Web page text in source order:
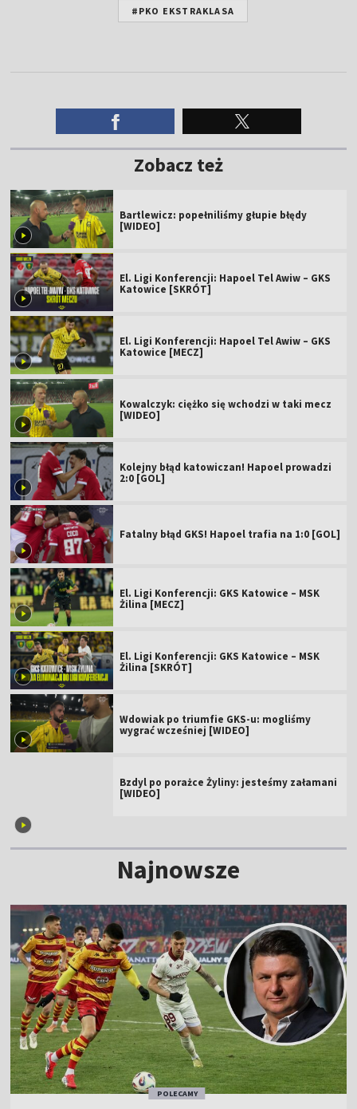
#PKO EKSTRAKLASA
Zobacz też
Bartlewicz: popełniliśmy głupie błędy
[WIDEO]
El. Ligi Konferencji: Hapoel Tel Awiw – GKS
Katowice [SKRÓT]
El. Ligi Konferencji: Hapoel Tel Awiw – GKS
Katowice [MECZ]
Kowalczyk: ciężko się wchodzi w taki mecz
[WIDEO]
Kolejny błąd katowiczan! Hapoel prowadzi
2:0 [GOL]
Fatalny błąd GKS! Hapoel trafia na 1:0 [GOL]
El. Ligi Konferencji: GKS Katowice – MSK
Żilina [MECZ]
El. Ligi Konferencji: GKS Katowice – MSK
Żilina [SKRÓT]
Wdowiak po triumfie GKS-u: mogliśmy
wygrać wcześniej [WIDEO]
Bzdyl po porażce Żyliny: jesteśmy załamani
[WIDEO]
Najnowsze
POLECAMY